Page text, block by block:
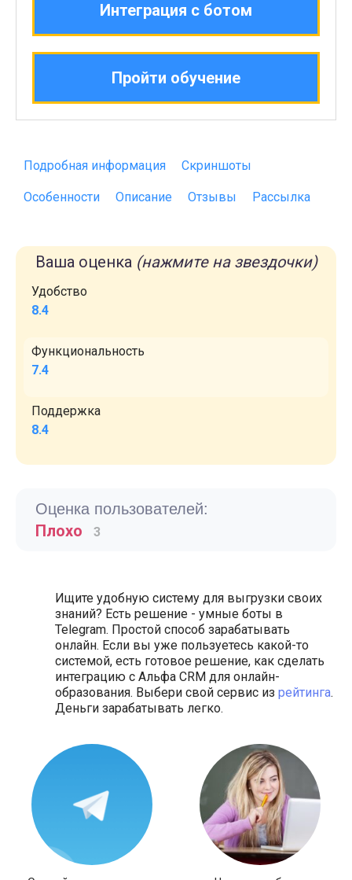
Интеграция с ботом
Пройти обучение
Подробная информация Скриншоты
Особенности Описание Отзывы Рассылка
Ваша оценка (нажмите на звездочки)
Удобство
8.4
Функциональность
7.4
Поддержка
8.4
Оценка пользователей:
Плохо 3
Ищите удобную систему для выгрузки своих
знаний? Есть решение - умные боты в
Telegram. Простой способ зарабатывать
онлайн. Если вы уже пользуетесь какой-то
системой, есть готовое решение, как сделать
интеграцию с Альфа CRM для онлайн-
образования. Выбери свой сервис из рейтинга.
Деньги зарабатывать легко.